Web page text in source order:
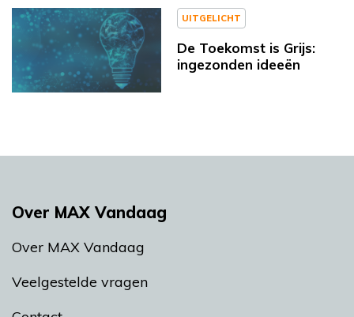
UITGELICHT
De Toekomst is Grijs:
ingezonden ideeën
Over MAX Vandaag
Over MAX Vandaag
Veelgestelde vragen